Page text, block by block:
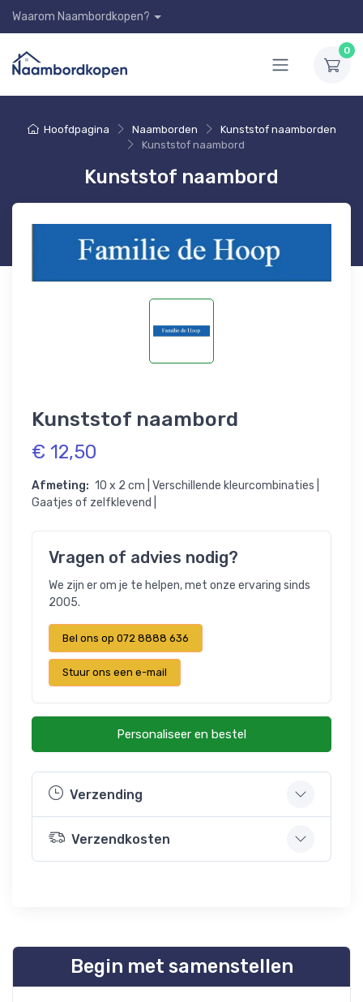
Waarom Naambordkopen?
0
Hoofdpagina Naamborden
Kunststof naamborden
Kunststof naambord
Kunststof naambord
Kunststof naambord
€ 12,50
Afmeting: 10 x 2 cm | Verschillende kleurcombinaties |
Gaatjes of zelfklevend |
Vragen of advies nodig?
We zijn er om je te helpen, met onze ervaring sinds
2005.
Bel ons op 072 8888 636
Stuur ons een e-mail
Personaliseer en bestel
Verzending
Verzendkosten
Begin met samenstellen